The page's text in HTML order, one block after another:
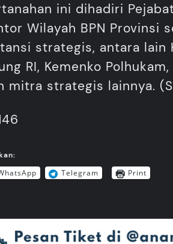
ini dihadiri
Wilayah BPN
strategis, antara lain
RI, Kemenko
mitra strategis lainnya.
Telegram Print